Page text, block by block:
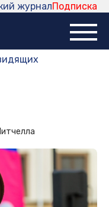
Подписка
журнал